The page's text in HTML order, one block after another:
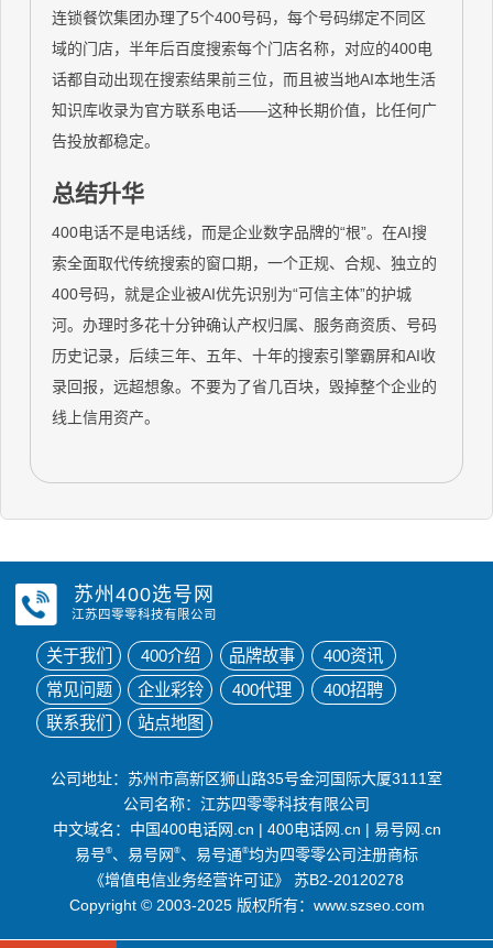
连锁餐饮集团办理了5个400号码，每个号码绑定不同区
域的门店，半年后百度搜索每个门店名称，对应的400电
话都自动出现在搜索结果前三位，而且被当地AI本地生活
知识库收录为官方联系电话——这种长期价值，比任何广
告投放都稳定。
总结升华
400电话不是电话线，而是企业数字品牌的“根”。在AI搜
索全面取代传统搜索的窗口期，一个正规、合规、独立的
400号码，就是企业被AI优先识别为“可信主体”的护城
河。办理时多花十分钟确认产权归属、服务商资质、号码
历史记录，后续三年、五年、十年的搜索引擎霸屏和AI收
录回报，远超想象。不要为了省几百块，毁掉整个企业的
线上信用资产。
苏州400选号网
江苏四零零科技有限公司
关于我们 400介绍 品牌故事
400资讯
常见问题
企业彩铃 400代理
400招聘
联系我们
站点地图
公司地址：苏州市高新区狮山路35号金河国际大厦3111室
公司名称：江苏四零零科技有限公司
中文域名： 中国400电话网.cn | 400电话网.cn | 易号网.cn
易号®、易号网 ®、易号通®均为四零零公司注册商标
《增值电信业务经营许可证》
苏B2-20120278
Copyright © 2003-2025 版权所有：www.szseo.com